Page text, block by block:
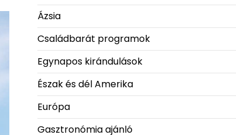
Ázsia
Családbarát programok
Egynapos kirándulások
Észak és dél Amerika
Európa
Gasztronómia ajánló